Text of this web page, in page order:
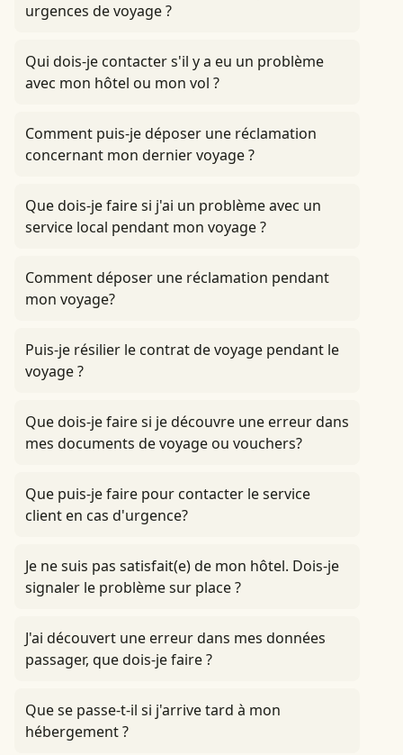
urgences de voyage ?
Qui dois-je contacter s'il y a eu un problème
avec mon hôtel ou mon vol ?
Comment puis-je déposer une réclamation
concernant mon dernier voyage ?
Que dois-je faire si j'ai un problème avec un
service local pendant mon voyage ?
Comment déposer une réclamation pendant
mon voyage?
Puis-je résilier le contrat de voyage pendant le
voyage ?
Que dois-je faire si je découvre une erreur dans
mes documents de voyage ou vouchers?
Que puis-je faire pour contacter le service
client en cas d'urgence?
Je ne suis pas satisfait(e) de mon hôtel. Dois-je
signaler le problème sur place ?
J'ai découvert une erreur dans mes données
passager, que dois-je faire ?
Que se passe-t-il si j'arrive tard à mon
hébergement ?